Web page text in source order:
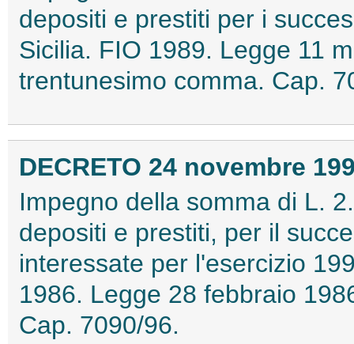
depositi e prestiti per i
Sicilia. FIO 1989. Legge 11
trentunesimo comma. Cap.
DECRETO 24 novembre
Impegno della somma di L.
depositi e prestiti, per il
interessate per l'esercizio
1986. Legge 28 febbraio
Cap. 7090/96.